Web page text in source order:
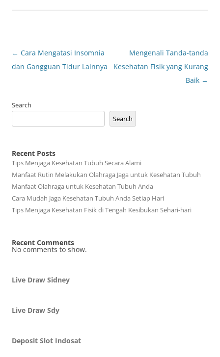
Post
navigation
← Cara Mengatasi Insomnia
dan Gangguan Tidur Lainnya
Mengenali Tanda-tanda
Kesehatan Fisik yang Kurang
Baik →
Search
Search
Recent Posts
Tips Menjaga Kesehatan Tubuh Secara Alami
Manfaat Rutin Melakukan Olahraga Jaga untuk Kesehatan Tubuh
Manfaat Olahraga untuk Kesehatan Tubuh Anda
Cara Mudah Jaga Kesehatan Tubuh Anda Setiap Hari
Tips Menjaga Kesehatan Fisik di Tengah Kesibukan Sehari-hari
Recent Comments
No comments to show.
Live Draw Sidney
Live Draw Sdy
Deposit Slot Indosat